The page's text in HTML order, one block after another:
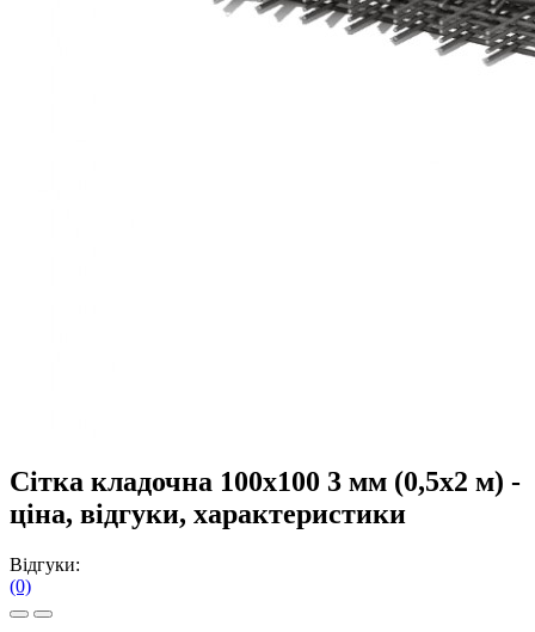
Сітка кладочна 100x100 3 мм (0,5x2 м) -
ціна, відгуки, характеристики
Відгуки:
(0)